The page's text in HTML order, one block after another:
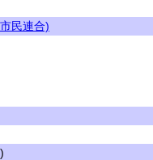
民連合)